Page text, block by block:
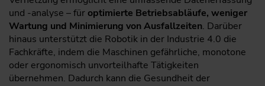
und -analyse – für optimierte Betriebsabläufe, weniger
Wartung und Minimierung von Ausfallzeiten. Darüber
hinaus unterstützt die Robotik in der Industrie 4.0 die
Fachkräfte, indem die Maschinen gefährliche, monotone
oder ergonomisch unvorteilhafte Tätigkeiten
übernehmen. Dadurch kann die Gesundheit der